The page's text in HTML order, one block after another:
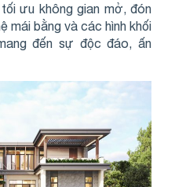
ưu không gian mở, đón
mái bằng và các hình khối
đến sự độc đáo, ấn